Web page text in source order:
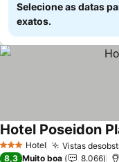
Selecione as datas
exatos.
3 EstrelasHotel Vistas
Hotel Poseidon
8,3 Muito boa 8.066